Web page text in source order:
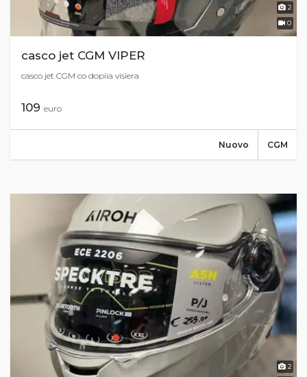
2
0
casco jet CGM VIPER
casco jet CGM co dopiia visiera
109 euro
CGM
Nuovo
2